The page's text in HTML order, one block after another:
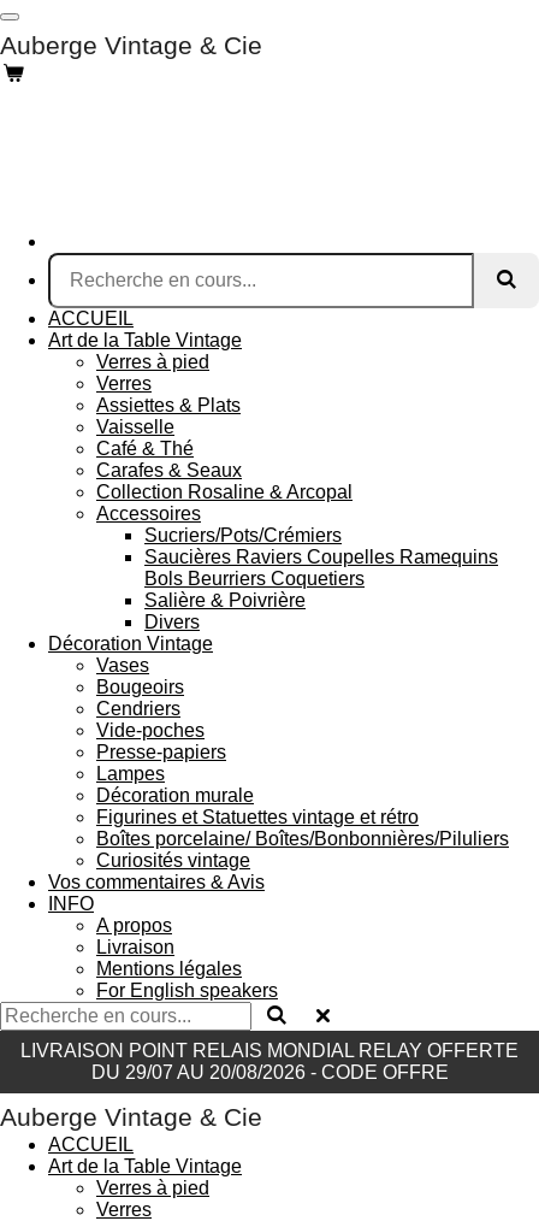
Passer
au
contenu
principal
Auberge Vintage & Cie
ACCUEIL
Art de la Table Vintage
Verres à pied
Verres
Assiettes & Plats
Vaisselle
Café & Thé
Carafes & Seaux
Collection Rosaline & Arcopal
Accessoires
Sucriers/Pots/Crémiers
Saucières Raviers Coupelles Ramequins
Bols Beurriers Coquetiers
Salière & Poivrière
Divers
Décoration Vintage
Vases
Bougeoirs
Cendriers
Vide-poches
Presse-papiers
Lampes
Décoration murale
Figurines et Statuettes vintage et rétro
Boîtes porcelaine/ Boîtes/Bonbonnières/Piluliers
Curiosités vintage
Vos commentaires & Avis
INFO
A propos
Livraison
Mentions légales
For English speakers
LIVRAISON POINT RELAIS MONDIAL RELAY OFFERTE
DU 29/07 AU 20/08/2026 - CODE OFFRE
Auberge Vintage & Cie
ACCUEIL
Art de la Table Vintage
Verres à pied
Verres